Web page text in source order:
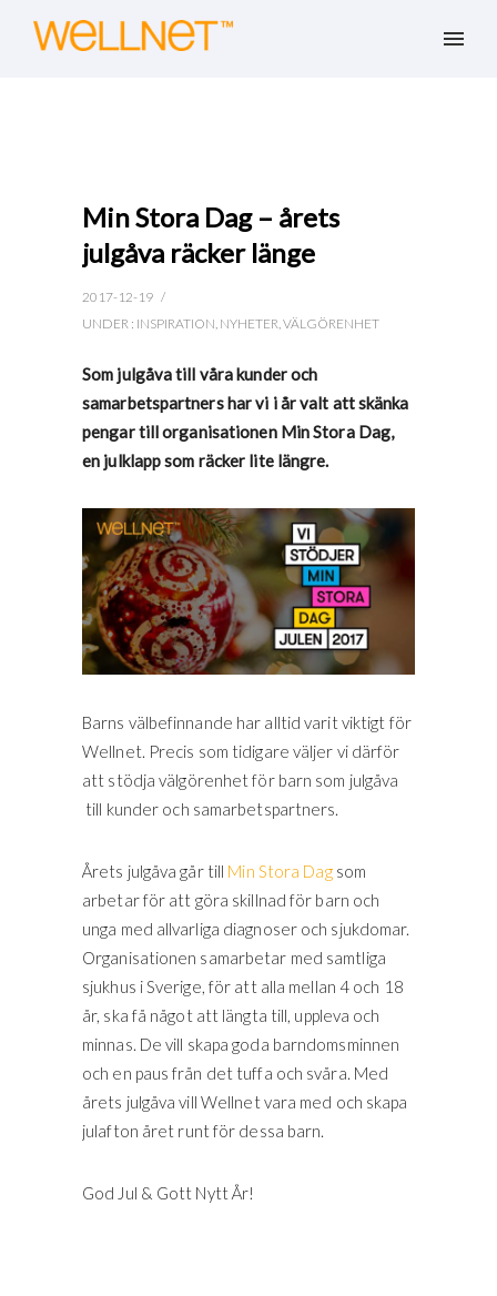
Min Stora Dag – årets
julgåva räcker länge
2017-12-19 /
UNDER : INSPIRATION, NYHETER,VÄLGÖRENHET
Som julgåva till våra kunder och
samarbetspartners har vi i år valt att skänka
pengar till organisationen Min Stora Dag,
en julklapp som räcker lite längre.
Barns välbefinnande har alltid varit viktigt för
Wellnet. Precis som tidigare väljer vi därför
att stödja välgörenhet för barn som julgåva
till kunder och samarbetspartners.
Årets julgåva går till Min Stora Dagsom
arbetar för att göra skillnad för barn och
unga med allvarliga diagnoser och sjukdomar.
Organisationen samarbetar med samtliga
sjukhus i Sverige, för att alla mellan 4 och 18
år, ska få något att längta till, uppleva och
minnas. De vill skapa goda barndomsminnen
och en paus från det tuffa och svåra. Med
årets julgåva vill Wellnet vara med och skapa
julafton året runt för dessa barn.
God Jul & Gott Nytt År!